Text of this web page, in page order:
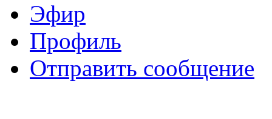
Эфир
Профиль
Отправить сообщение